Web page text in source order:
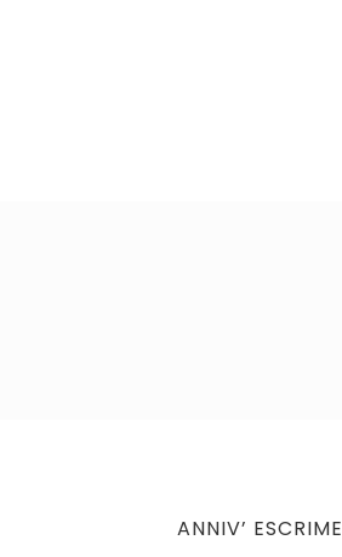
NEXT
ANNIV’ ESCRIME